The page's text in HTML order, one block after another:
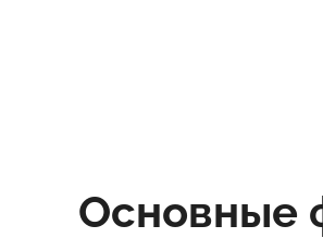
Основные